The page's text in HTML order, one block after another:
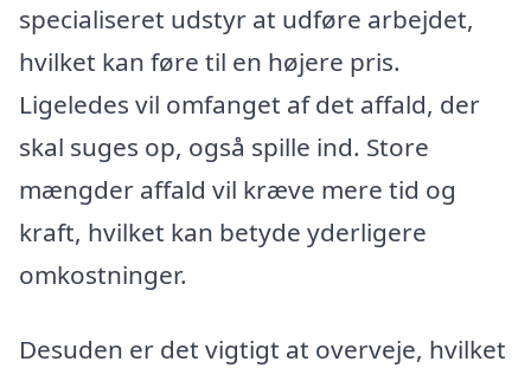
specialiseret udstyr at udføre arbejdet,
hvilket kan føre til en højere pris.
Ligeledes vil omfanget af det affald, der
skal suges op, også spille ind. Store
mængder affald vil kræve mere tid og
kraft, hvilket kan betyde yderligere
omkostninger.
Desuden er det vigtigt at overveje, hvilket